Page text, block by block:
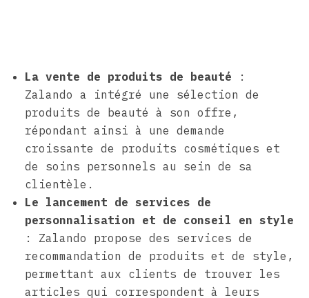
La vente de produits de beauté :
Zalando a intégré une sélection de
produits de beauté à son offre,
répondant ainsi à une demande
croissante de produits cosmétiques et
de soins personnels au sein de sa
clientèle.
Le lancement de services de
personnalisation et de conseil en style
: Zalando propose des services de
recommandation de produits et de style,
permettant aux clients de trouver les
articles qui correspondent à leurs